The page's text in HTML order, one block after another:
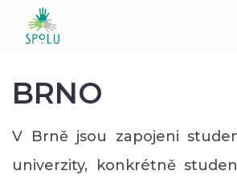
PODPOŘTE
BRNO
V Brně jsou zapojeni
univerzity, konkrétně